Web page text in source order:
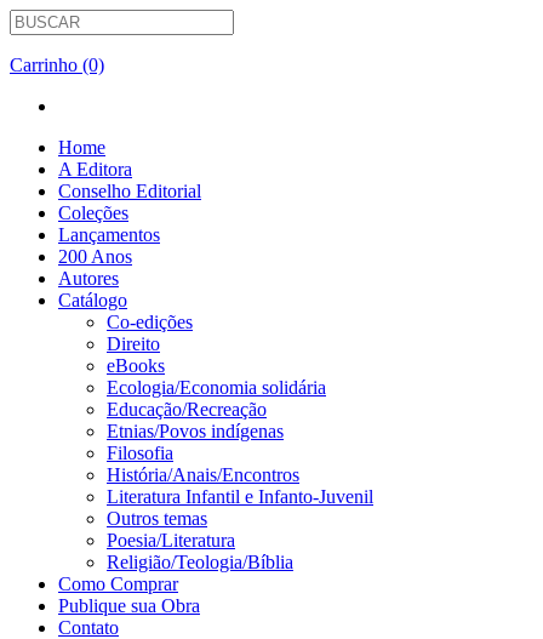
Carrinho (0)
Home
A Editora
Conselho Editorial
Coleções
Lançamentos
200 Anos
Autores
Catálogo
Co-edições
Direito
eBooks
Ecologia/Economia solidária
Educação/Recreação
Etnias/Povos indígenas
Filosofia
História/Anais/Encontros
Literatura Infantil e Infanto-Juvenil
Outros temas
Poesia/Literatura
Religião/Teologia/Bíblia
Como Comprar
Publique sua Obra
Contato